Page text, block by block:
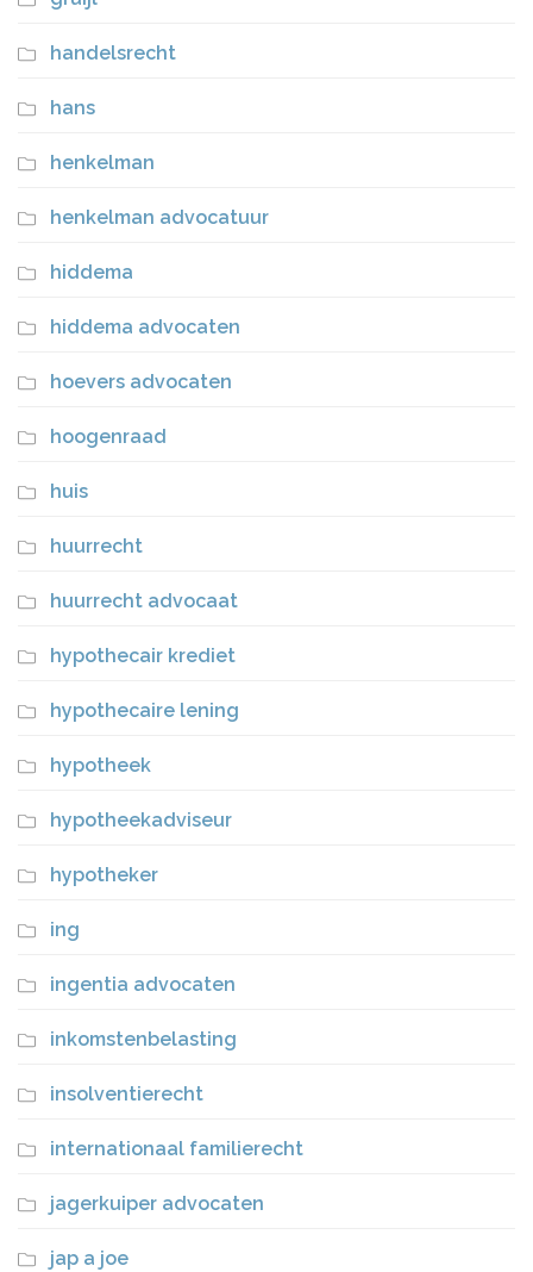
handelsrecht
hans
henkelman
henkelman advocatuur
hiddema
hiddema advocaten
hoevers advocaten
hoogenraad
huis
huurrecht
huurrecht advocaat
hypothecair krediet
hypothecaire lening
hypotheek
hypotheekadviseur
hypotheker
ing
ingentia advocaten
inkomstenbelasting
insolventierecht
internationaal familierecht
jagerkuiper advocaten
jap a joe